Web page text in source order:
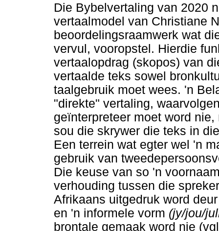
Die Bybelvertaling van 2020
vertaalmodel van Christiane
beoordelingsraamwerk wat
vervul, vooropstel. Hierdie
vertaalopdrag (skopos) van
vertaalde teks sowel
taalgebruik moet wees. 'n
"direkte" vertaling,
geïnterpreteer moet word
sou die skrywer die teks in
Een terrein wat egter wel 'n
gebruik van
Die keuse van so 'n
verhouding tussen die
Afrikaans uitgedruk word
en 'n informele vorm (jy/jou/
brontale gemaak word nie